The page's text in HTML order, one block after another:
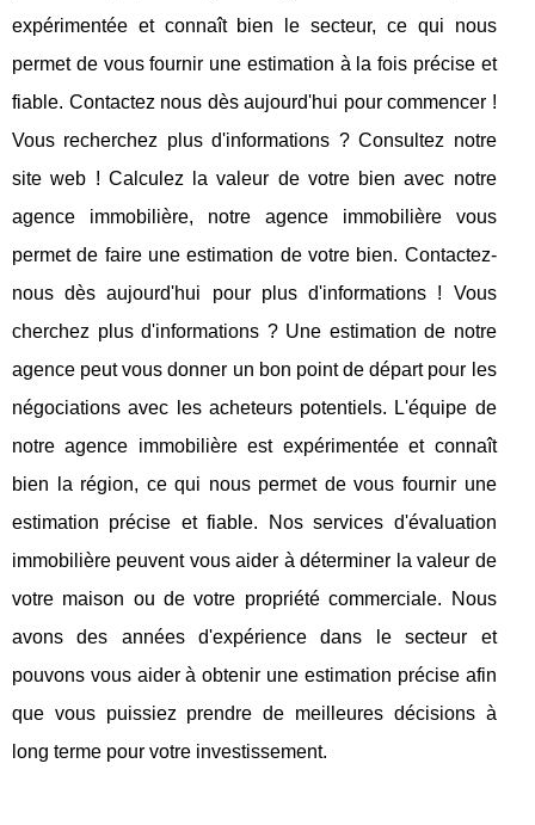
expérimentée et connaît bien le secteur, ce qui nous
permet de vous fournir une estimation à la fois précise et
fiable. Contactez nous dès aujourd'hui pour commencer !
Vous recherchez plus d'informations ? Consultez notre
site web ! Calculez la valeur de votre bien avec notre
agence immobilière, notre agence immobilière vous
permet de faire une estimation de votre bien. Contactez-
nous dès aujourd'hui pour plus d'informations ! Vous
cherchez plus d'informations ? Une estimation de notre
agence peut vous donner un bon point de départ pour les
négociations avec les acheteurs potentiels. L'équipe de
notre agence immobilière est expérimentée et connaît
bien la région, ce qui nous permet de vous fournir une
estimation précise et fiable. Nos services d'évaluation
immobilière peuvent vous aider à déterminer la valeur de
votre maison ou de votre propriété commerciale. Nous
avons des années d'expérience dans le secteur et
pouvons vous aider à obtenir une estimation précise afin
que vous puissiez prendre de meilleures décisions à
long terme pour votre investissement.